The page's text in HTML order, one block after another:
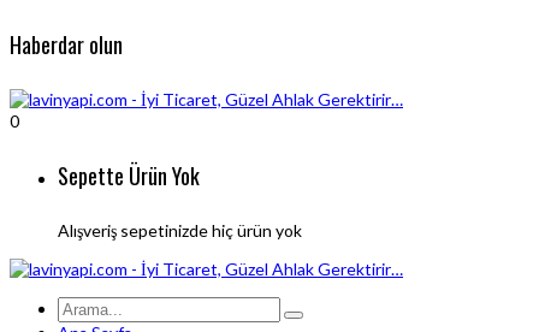
Haberdar olun
0
Sepette Ürün Yok
Alışveriş sepetinizde hiç ürün yok